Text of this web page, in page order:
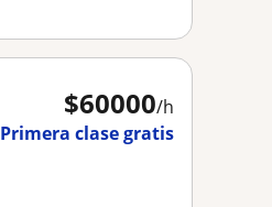
$60000/h
Primera clase gratis